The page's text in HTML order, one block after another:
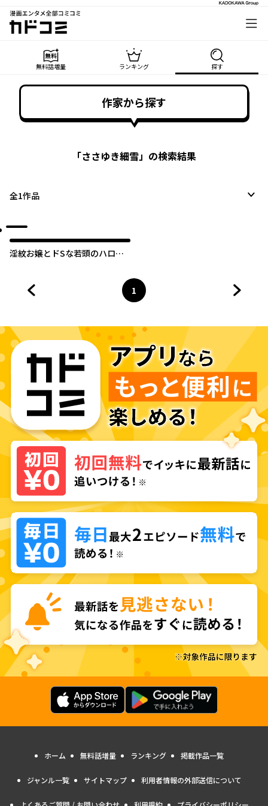
漫画エンタメ全部コミコミ
カドコミ
無料話増量 ランキング 探す
作家から探す
「ささゆき細雪」の検索結果
全1作品
淫紋お嬢とドSな若頭のハロウ
ページ
1
へ
ホーム 無料話増量 ランキング 掲載作品一覧
ジャンル一覧 サイトマップ 利用者情報の外部送信について